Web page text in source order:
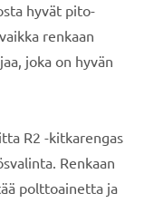
hyvät pito-
renkaan
joka on hyvän
R2 -kitkarengas
Renkaan
polttoainetta ja